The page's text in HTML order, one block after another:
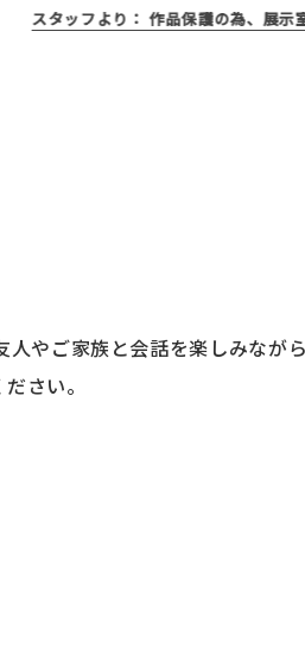
スタッフより：作品保護の為、展示室の
やご家族と会話を楽しみなが
さい。